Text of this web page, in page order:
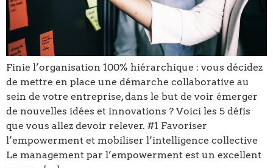
Finie l’organisation 100% hiérarchique : vous décidez
de mettre en place une démarche collaborative au
sein de votre entreprise, dans le but de voir émerger
de nouvelles idées et innovations ? Voici les 5 défis
que vous allez devoir relever. #1 Favoriser
l’empowerment et mobiliser l’intelligence collective
Le management par l’empowerment est un excellent